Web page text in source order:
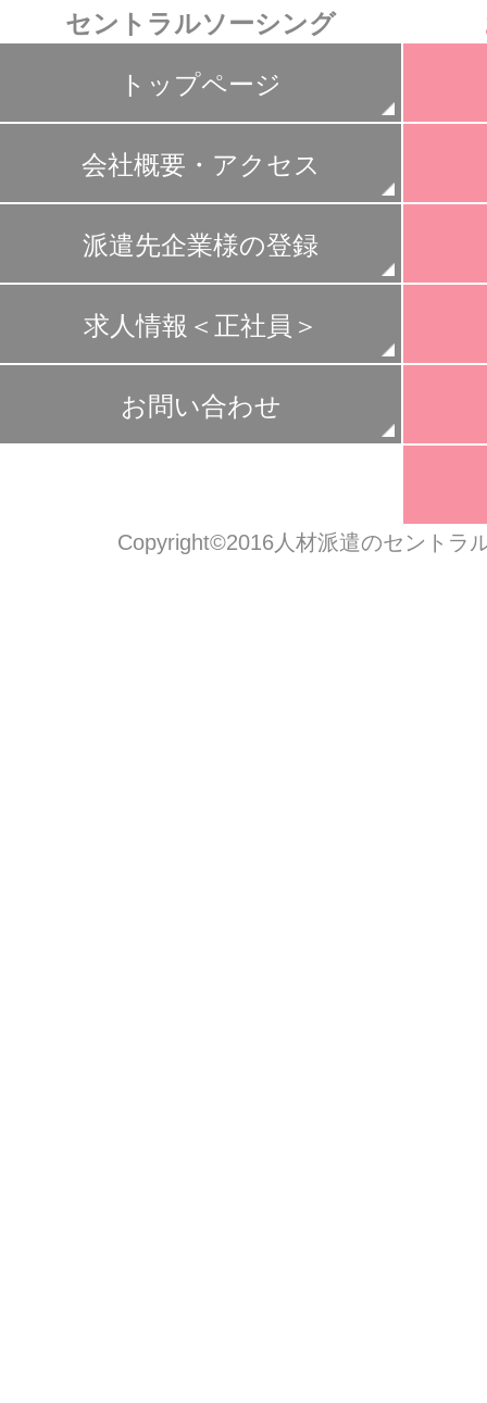
セントラルソーシング
トップページ
会社概要・アクセス
派遣先企業様の登録
求人情報＜正社員＞
お問い合わせ
Copyright©2016人材派遣のセントラ